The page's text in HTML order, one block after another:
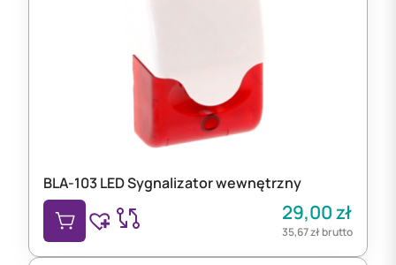
BLA-103 LED Sygnalizator wewnętrzny
29,00 zł
35,67złbrutto